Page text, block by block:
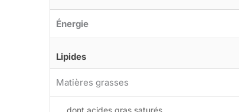
Énergie
Lipides
Matières grasses